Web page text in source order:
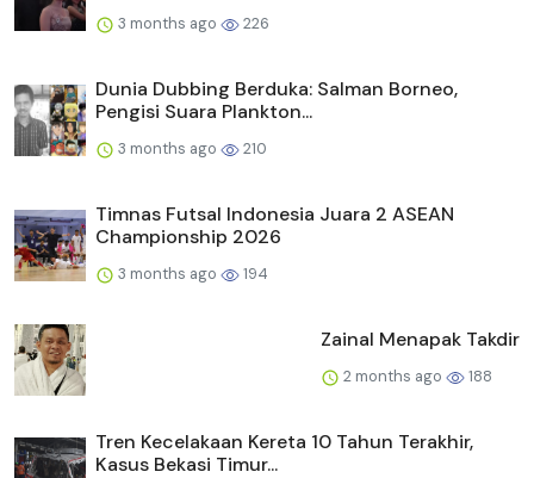
3 months ago 226
Dunia Dubbing Berduka: Salman Borneo,
Pengisi Suara Plankton...
3 months ago 210
Timnas Futsal Indonesia Juara 2 ASEAN
Championship 2026
3 months ago 194
Zainal Menapak Takdir
2 months ago 188
Tren Kecelakaan Kereta 10 Tahun Terakhir,
Kasus Bekasi Timur...